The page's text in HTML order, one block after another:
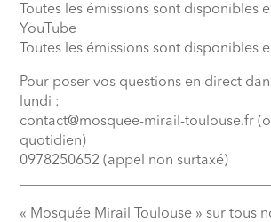
Toutes les émissions sont disponibles
YouTube
Toutes les émissions sont disponibles
Pour poser vos questions en direct
lundi :
contact@mosquee-mirail-toulouse.fr
quotidien)
0978250652 (appel non surtaxé)
« Mosquée Mirail Toulouse » sur tous